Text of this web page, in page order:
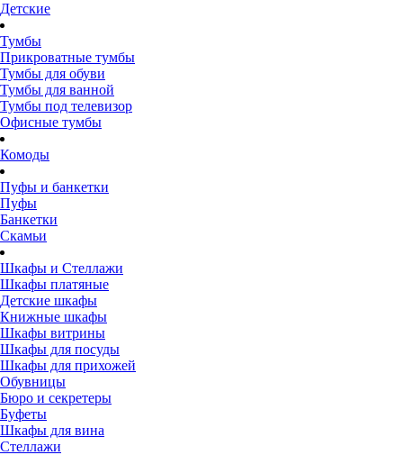
Детские
Тумбы
Прикроватные тумбы
Тумбы для обуви
Тумбы для ванной
Тумбы под телевизор
Офисные тумбы
Комоды
Пуфы и банкетки
Пуфы
Банкетки
Скамьи
Шкафы и Стеллажи
Шкафы платяные
Детские шкафы
Книжные шкафы
Шкафы витрины
Шкафы для посуды
Шкафы для прихожей
Обувницы
Бюро и секретеры
Буфеты
Шкафы для вина
Стеллажи